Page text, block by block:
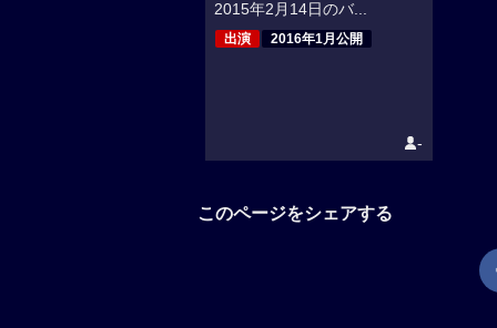
2015年2月14日のバ...
出演 2016年1月公開
-
このページをシェアする